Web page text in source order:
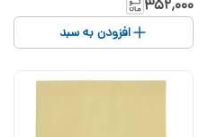
۳۵۲٬۰۰۰
افزودن به سبد